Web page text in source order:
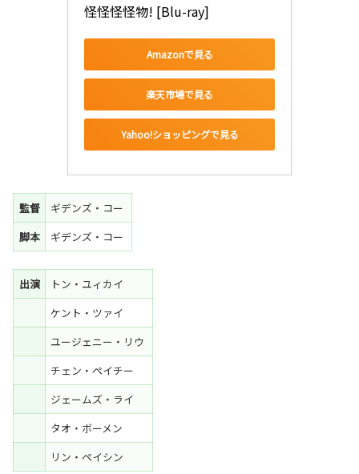
怪怪怪怪物! [Blu-ray]
Amazonで見る
楽天市場で見る
Yahoo!ショッピングで見る
監督
ギデンズ・コー
脚本
ギデンズ・コー
出演
トン・ユィカイ
ケント・ツァイ
ユージェニー・リウ
チェン・ペイチー
ジェームズ・ライ
タオ・ボーメン
リン・ペイシン